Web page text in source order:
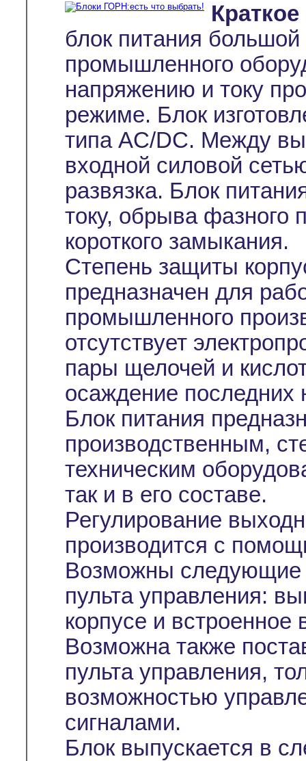
блок питания
промышленного
напряжению и току
режиме. Блок
типа AC/DC. Между
входной силовой
развязка. Блок
току, обрыва фазного
короткого замыкания.
Степень защиты
предназначен для
промышленного
отсутствует
пары щелочей и
осаждение последних
Блок питания
производственным,
техническим
так и в его составе.
Регулирование
производится с
Возможны следующие
пульта управления:
корпусе и встроенное
Возможна также
пульта управления,
возможностью
сигналами.
Блок выпускается в